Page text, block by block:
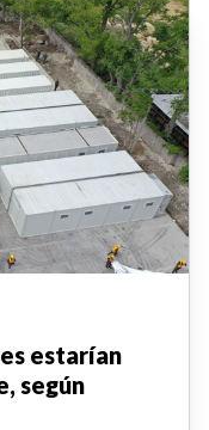
estarían
según